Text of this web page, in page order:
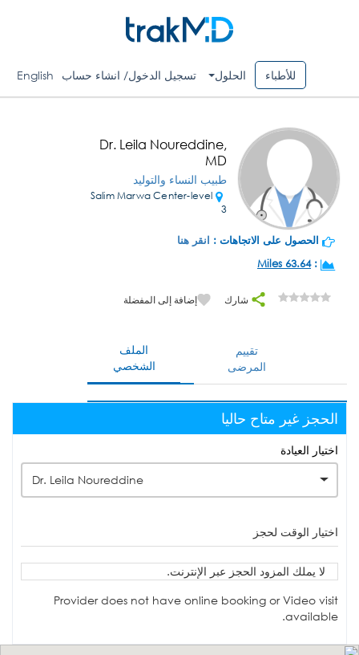
للأطباء الحلول تسجيل الدخول/ انشاء حساب English
Dr. Leila Noureddine,
MD
طبيب النساء والتوليد
Salim Marwa Center-level
3
الحصول على الاتجاهات : انقر هنا
:
63.64 Miles
شارك إضافة إلى المفضلة
الملف
الشخصي
تقييم
المرضى
الحجز غير متاح حاليا
اختيار العيادة
Dr. Leila Noureddine
اختيار الوقت لحجز
لا يملك المزود الحجز عبر الإنترنت.
Provider does not have online booking or Video visit
available.